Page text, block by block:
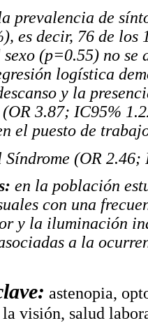
prevalencia de
es decir, 76 de los
(p=0.55) no se
logística
y la
(OR 3.87; IC95%
el puesto de
Síndrome (OR
en la población
con una
y la iluminación
a la
astenopia,
la visión, salud